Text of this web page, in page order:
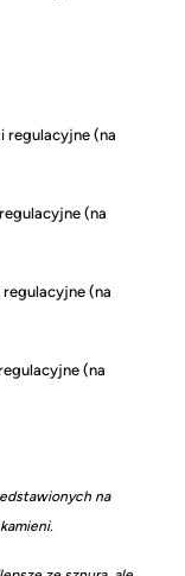
regulacyjne (na
(na
(na
(na
na